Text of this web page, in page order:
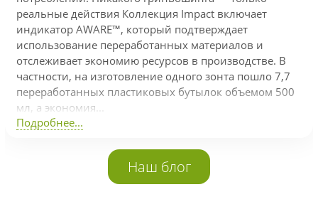
реальные действия Коллекция Impact включает
индикатор AWARE™, который подтверждает
использование переработанных материалов и
отслеживает экономию ресурсов в производстве. В
частности, на изготовление одного зонта пошло 7,7
переработанных пластиковых бутылок объемом 500
мл, а экономия...
Подробнее...
Наш блог